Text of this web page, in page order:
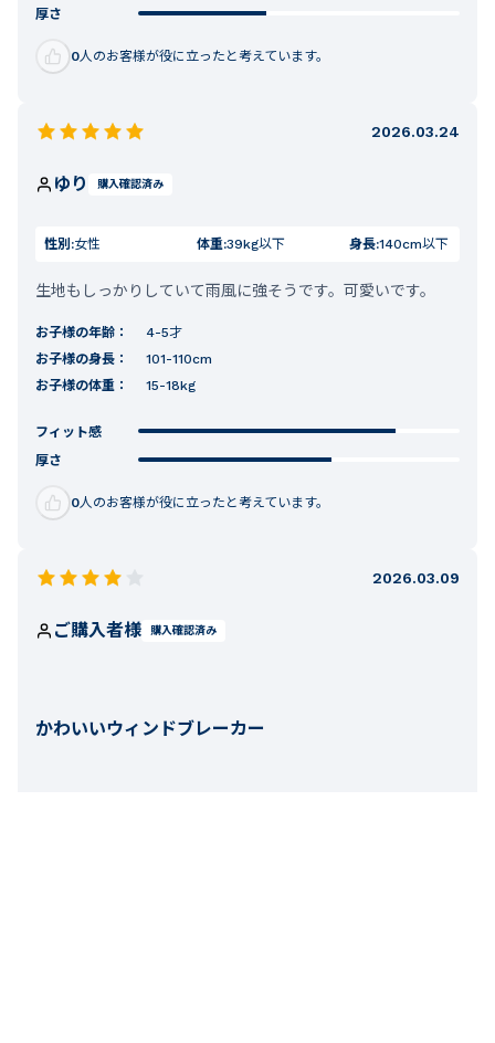
厚さ
0人のお客様が役に立ったと考えています。
2026.03.24
ゆり 購入確認済み
性別:女性 体重:39kg以下 身長:140cm以下
生地もしっかりしていて雨風に強そうです。可愛いです。
お子様の年齢：
4-5才
お子様の身長：
101-110cm
お子様の体重：
15-18kg
フィット感
厚さ
0人のお客様が役に立ったと考えています。
2026.03.09
ご購入者様 購入確認済み
かわいいウィンドブレーカー